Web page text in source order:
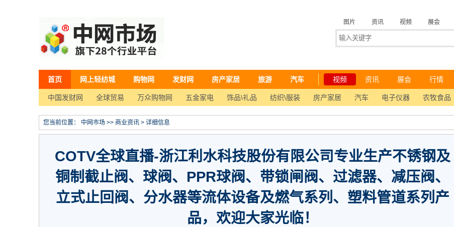
图片 资讯 视频 展会
首页 网上轻纺城 购物网 发财网 房产家居 旅游 汽车 视频 资讯 展会 行情
中国发财网 全球贸易 万众购物网 五金家电 饰品\礼品 纺织\服装 房产家居 汽车 电子仪器 农牧食品
您当前位置： 中网市场 >> 商业资讯 > 详细信息
COTV全球直播-浙江利水科技股份有限公司专业生产不锈钢及
铜制截止阀、球阀、PPR球阀、带锁闸阀、过滤器、减压阀、
立式止回阀、分水器等流体设备及燃气系列、塑料管道系列产
品，欢迎大家光临！